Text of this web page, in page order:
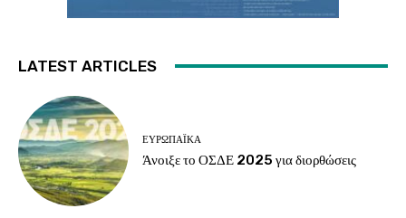
LATEST ARTICLES
ΕΥΡΩΠΑΪΚΆ
Άνοιξε το ΟΣΔΕ 2025 για διορθώσεις